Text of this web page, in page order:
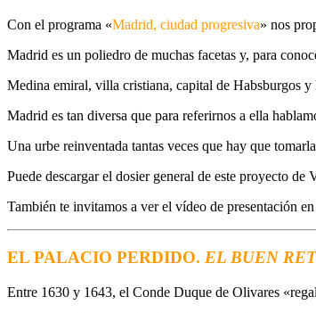
Con el programa «Madrid, ciudad progresiva» nos
Madrid es un poliedro de muchas facetas y, para
Medina emiral, villa cristiana, capital de Habsburgos
Madrid es tan diversa que para referirnos a ella
Una urbe reinventada tantas veces que hay que
Puede descargar el dosier general de este proyecto de
También te invitamos a ver el vídeo de presentación
EL PALACIO PERDIDO. EL BUEN
Entre 1630 y 1643, el Conde Duque de Olivares